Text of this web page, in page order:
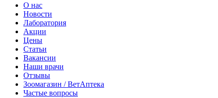
О нас
Новости
Лаборатория
Акции
Цены
Статьи
Вакансии
Наши врачи
Отзывы
Зоомагазин / ВетАптека
Частые вопросы